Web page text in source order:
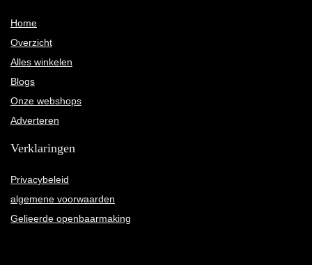
Home
Overzicht
Alles winkelen
Blogs
Onze webshops
Adverteren
Verklaringen
Privacybeleid
algemene voorwaarden
Gelieerde openbaarmaking